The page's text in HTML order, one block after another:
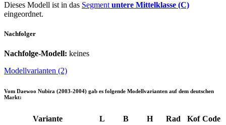
Dieses Modell ist in das Segment untere Mittelklasse (C)
eingeordnet.
Nachfolger
Nachfolge-Modell: keines
Modellvarianten (2)
Vom Daewoo Nubira (2003-2004) gab es folgende Modellvarianten auf dem deutschen
Markt:
Variante L B H Rad Kof Code